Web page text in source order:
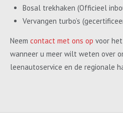
Bosal trekhaken (Officieel
Vervangen turbo’s
Neem contact met ons op voor
wanneer u meer wilt weten over
leenautoservice en de regionale